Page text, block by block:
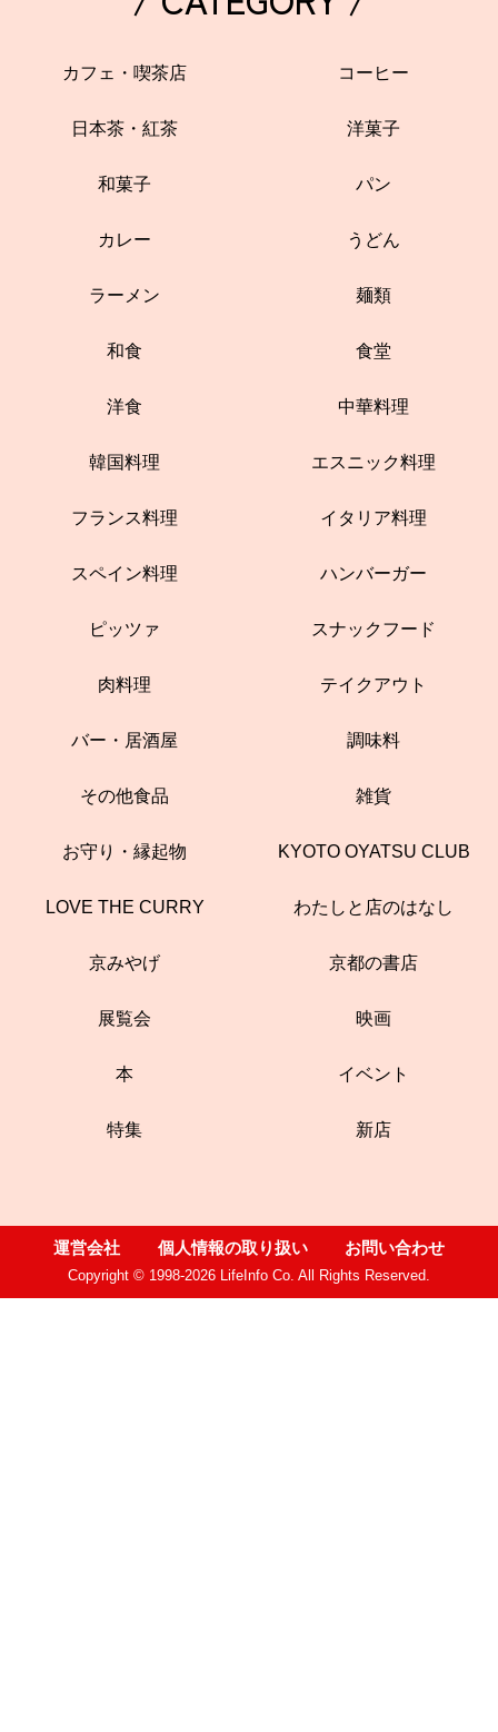
カフェ・喫茶店 コーヒー
日本茶・紅茶 洋菓子
和菓子 パン
カレー うどん
ラーメン 麺類
和食 食堂
洋食 中華料理
韓国料理 エスニック料理
フランス料理 イタリア料理
スペイン料理 ハンバーガー
ピッツァ スナックフード
肉料理 テイクアウト
バー・居酒屋 調味料
その他食品 雑貨
お守り・縁起物 KYOTO OYATSU CLUB
LOVE THE CURRY わたしと店のはなし
京みやげ 京都の書店
展覧会 映画
本 イベント
特集 新店
運営会社 個人情報の取り扱い お問い合わせ
Copyright © 1998-2026 LifeInfo Co. All Rights Reserved.